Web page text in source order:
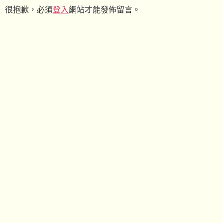
很抱歉，必須登入網站才能發佈留言。